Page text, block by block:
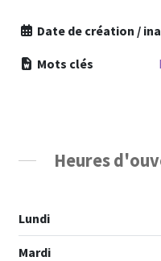
Date de création /
Mots clés
Heures
Lundi
Mardi